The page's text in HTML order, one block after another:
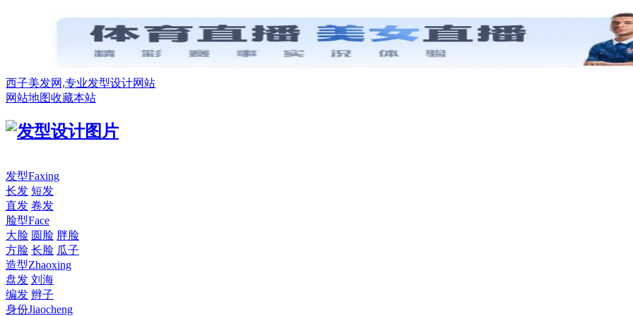
西子美发网,专业发型设计网站
网站地图收藏本站
发型Faxing
长发 短发
直发 卷发
脸型Face
大脸 圆脸 胖脸
方脸 长脸 瓜子
造型Zhaoxing
盘发 刘海
编发 辫子
身份Jiaocheng